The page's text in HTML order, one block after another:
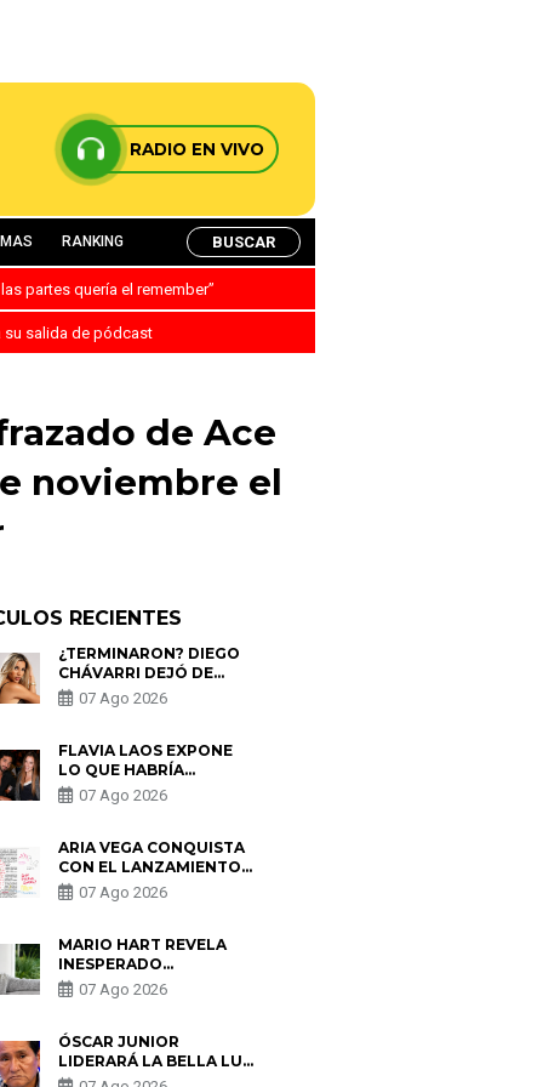
RADIO EN VIVO
RANKING BUSCAR
partes quería el remember”
su salida de pódcast
de Ace
noviembre el
RECIENTES
¿TERMINARON? DIEGO
CHÁVARRI DEJÓ DE
SEGUIR A GABRIELA
HERRERA Y ANUNCIA SU
07 Ago 2026
FLAVIA LAOS EXPONE
LO QUE HABRÍA
BUSCADO PABLO
HEREDIA CON ALE
PARTES QUERÍA EL
REMEMBER”
07 Ago 2026
ARIA VEGA CONQUISTA
CON EL LANZAMIENTO
DE “TOTOTO (+4)”
07 Ago 2026
MARIO HART REVELA
INESPERADO
PROBLEMA DE SALUD
ANTES DE SEPARARSE
ENCONTRARON UN
TUMOR”
07 Ago 2026
ÓSCAR JUNIOR
LIDERARÁ LA BELLA LUZ
TRAS SALIDA DE SU